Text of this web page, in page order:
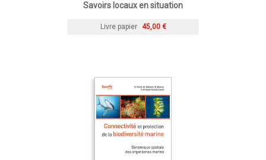
Savoirs locaux en situation
Livre papier 45,00 €